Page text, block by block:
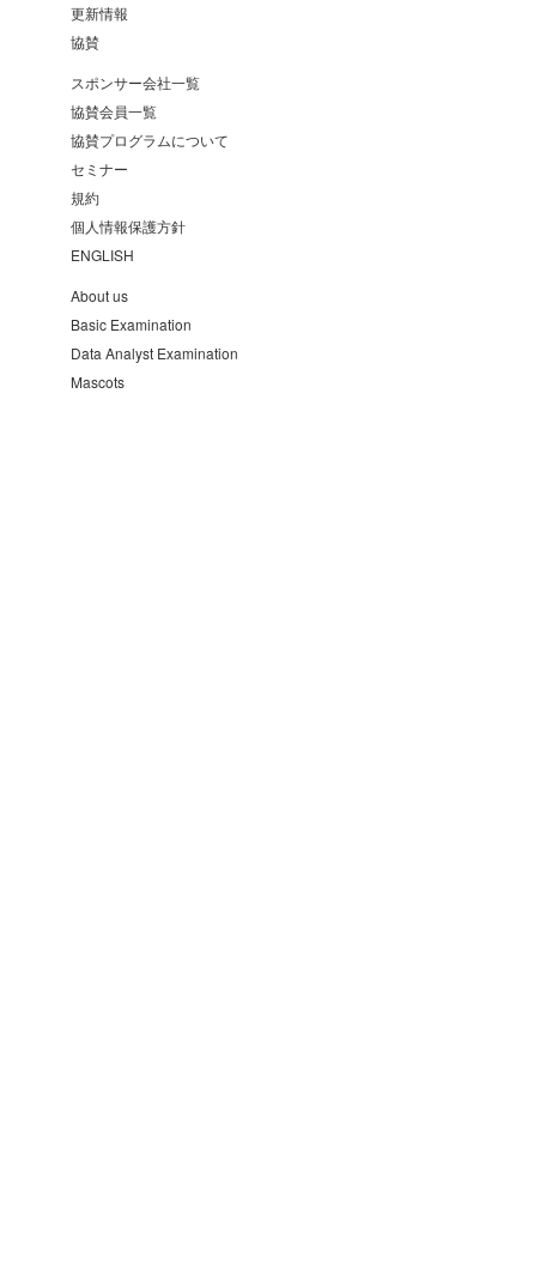
更新情報
協賛
スポンサー会社一覧
協賛会員一覧
協賛プログラムについて
セミナー
規約
個人情報保護方針
ENGLISH
About us
Basic Examination
Data Analyst Examination
Mascots